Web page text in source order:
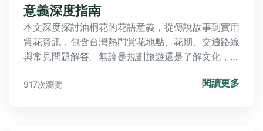
意義深度指南
本文深度探討油桐花的花語意義，從傳說故事到實用
賞花資訊，包含台灣熱門賞花地點、花期、交通路線
與常見問題解答。無論是規劃旅遊還是了解文化，都
917次瀏覽 閱讀更多